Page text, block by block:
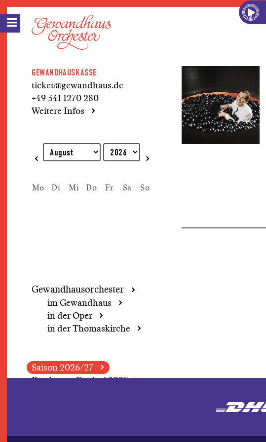
GEWANDHAUSKASSE
ticket@gewandhaus.de
+49 341 1270 280
Weitere Infos
Erklärung zur Tastaturbedienung
Mo Di Mi Do Fr Sa So
Gewandhaus­orchester
im Gewandhaus
in der Oper
in der Thomaskirche
Saison 2026/27
Beethoven Festival 2027